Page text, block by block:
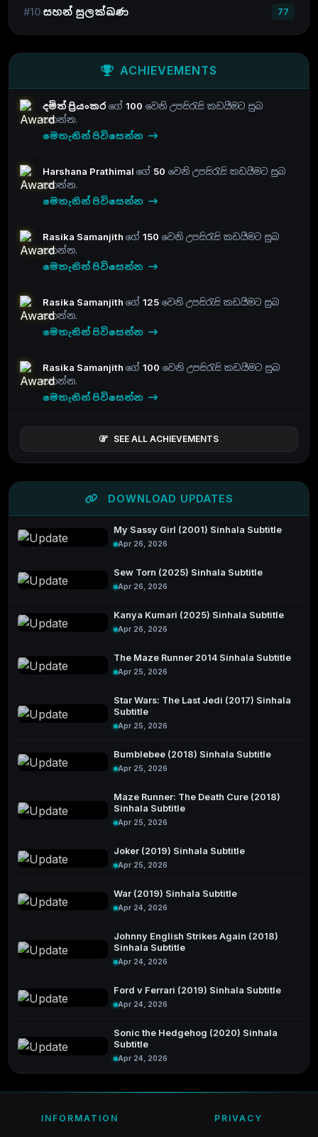
#10 සහන් සුලක්ඛණ 77
ACHIEVEMENTS
දමිත් ප්‍රියංකරගේ 100 වෙනි උපසිරැසි කඩයීමට සුබ
පතන්න.
මෙතැනින් පිවිසෙන්න
Harshana Prathimal ගේ 50 වෙනි උපසිරැසි කඩයීමට සුබ
පතන්න.
මෙතැනින් පිවිසෙන්න
Rasika Samanjith ගේ 150 වෙනි උපසිරැසි කඩයීමට සුබ
පතන්න.
මෙතැනින් පිවිසෙන්න
Rasika Samanjith ගේ 125 වෙනි උපසිරැසි කඩයීමට සුබ
පතන්න.
මෙතැනින් පිවිසෙන්න
Rasika Samanjith ගේ 100 වෙනි උපසිරැසි කඩයීමට සුබ
පතන්න.
මෙතැනින් පිවිසෙන්න
SEE ALL ACHIEVEMENTS
DOWNLOAD UPDATES
My Sassy Girl (2001) Sinhala Subtitle
Apr 26, 2026
Sew Torn (2025) Sinhala Subtitle
Apr 26, 2026
Kanya Kumari (2025) Sinhala Subtitle
Apr 26, 2026
The Maze Runner 2014 Sinhala Subtitle
Apr 25, 2026
Star Wars: The Last Jedi (2017) Sinhala
Subtitle
Apr 25, 2026
Bumblebee (2018) Sinhala Subtitle
Apr 25, 2026
Maze Runner: The Death Cure (2018)
Sinhala Subtitle
Apr 25, 2026
Joker (2019) Sinhala Subtitle
Apr 25, 2026
War (2019) Sinhala Subtitle
Apr 24, 2026
Johnny English Strikes Again (2018)
Sinhala Subtitle
Apr 24, 2026
Ford v Ferrari (2019) Sinhala Subtitle
Apr 24, 2026
Sonic the Hedgehog (2020) Sinhala
Subtitle
Apr 24, 2026
INFORMATION PRIVACY